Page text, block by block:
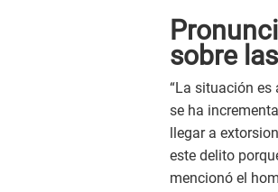
sobre
“La situación es
se ha
llegar a
este delito
mencionó el